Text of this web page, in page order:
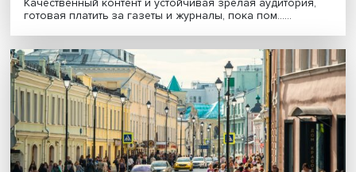
Бумага терпит: как долго проживут
СМИ